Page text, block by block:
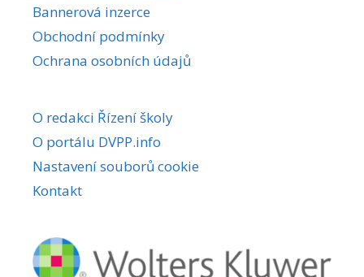
Bannerová inzerce
Obchodní podmínky
Ochrana osobních údajů
O redakci Řízení školy
O portálu DVPP.info
Nastavení souborů cookie
Kontakt